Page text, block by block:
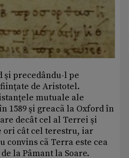
şi precedându-l pe
de Aristotel.
mutuale ale
1589 şi greacã la Oxford în
decât cel al Terrei şi
ori cât cel terestru, iar
cã Terra este cea
la Pâmant la Soare.